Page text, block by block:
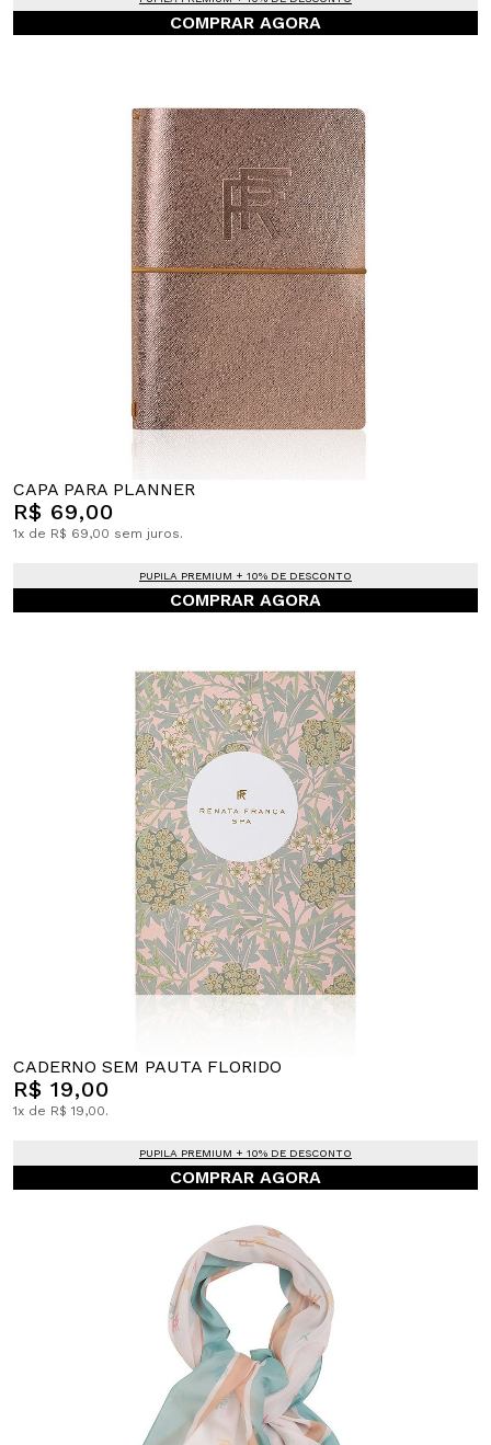
COMPRAR AGORA
CAPA PARA PLANNER
R$ 69,00
1x de R$ 69,00 sem juros.
PUPILA PREMIUM + 10% DE DESCONTO
COMPRAR AGORA
CADERNO SEM PAUTA FLORIDO
R$ 19,00
1x de R$ 19,00.
PUPILA PREMIUM + 10% DE DESCONTO
COMPRAR AGORA